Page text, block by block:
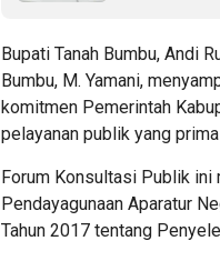
Bupati Tanah Bumbu, Andi
Bumbu, M. Yamani,
komitmen Pemerintah
pelayanan publik yang
Forum Konsultasi Publik ini
Pendayagunaan Aparatur
Tahun 2017 tentang